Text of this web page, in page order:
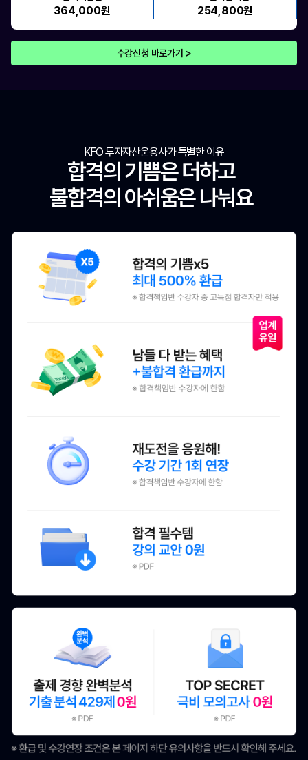
364,000원 254,800원
수강신청 바로가기 >
KFO 투자자산운용사가 특별한 이유
합격의 기쁨은 더하고
불합격의 아쉬움은 나눠요